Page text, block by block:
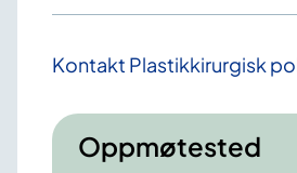
Kontakt Plastikkirurgisk
Oppmøtested